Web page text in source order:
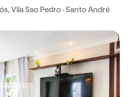
Vila Sao Pedro · Santo André